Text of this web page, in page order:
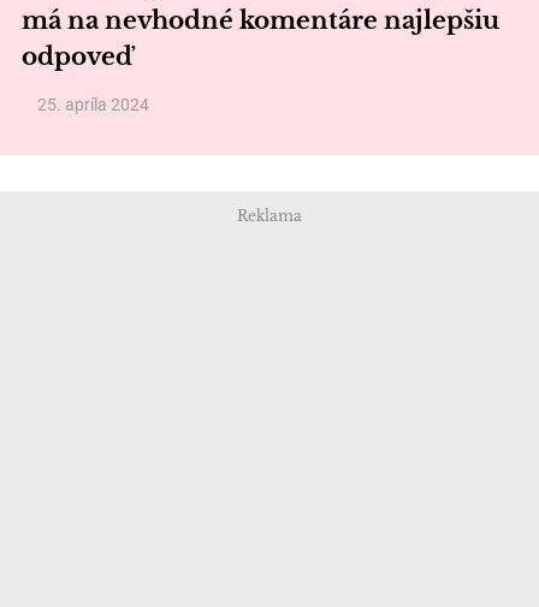
má na nevhodné komentáre najlepšiu
odpoveď
25. apríla 2024
Reklama